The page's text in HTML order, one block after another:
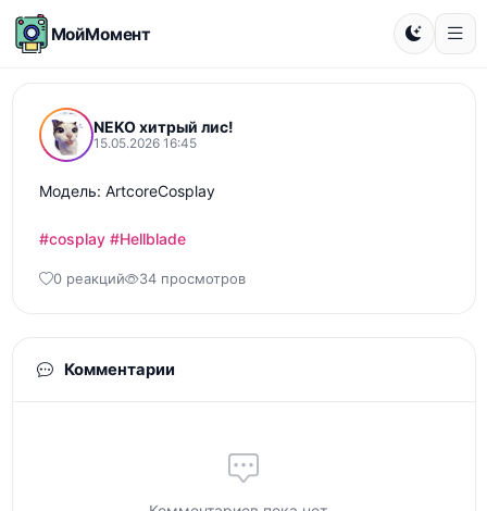
МойМомент
NEKO хитрый лис!
15.05.2026 16:45
Модель: ArtcoreCosplay
#cosplay #Hellblade
0 реакций 34 просмотров
Комментарии